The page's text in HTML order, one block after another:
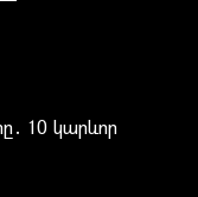
10 կարևոր